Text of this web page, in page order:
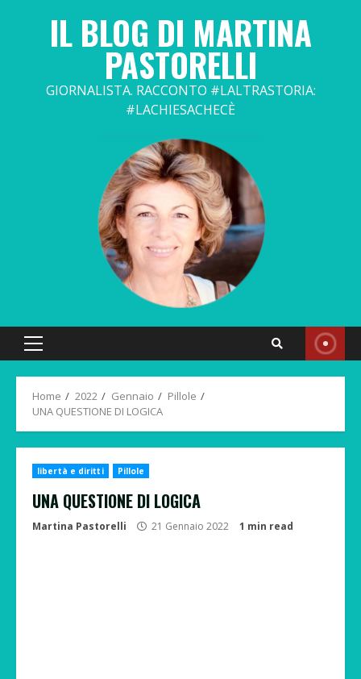
IL BLOG DI MARTINA
PASTORELLI
GIORNALISTA. RACCONTO #LALTRASTORIA:
#LACHIESACHECÈ
Primary
Home 2022 Gennaio
Pillole
UNA QUESTIONE DI LOGICA
libertà e diritti Pillole
UNA QUESTIONE DI LOGICA
Martina Pastorelli 21 Gennaio 2022 1 min read